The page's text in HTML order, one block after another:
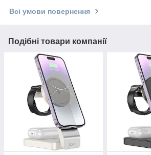
Всі умови повернення
Подібні товари компанії